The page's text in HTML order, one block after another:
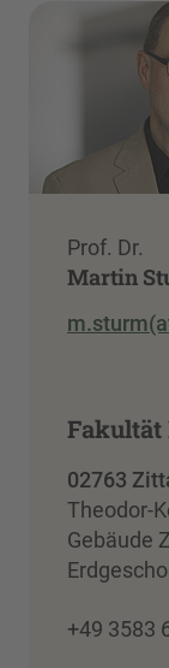
Prof. Dr.
Martin
Fakultät
02763
Theodor-
Gebäude
+49 3583